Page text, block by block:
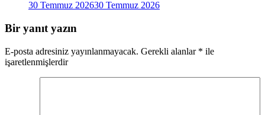
30 Temmuz 202630 Temmuz 2026
Bir yanıt yazın
E-posta adresiniz yayınlanmayacak. Gerekli alanlar * ile
işaretlenmişlerdir